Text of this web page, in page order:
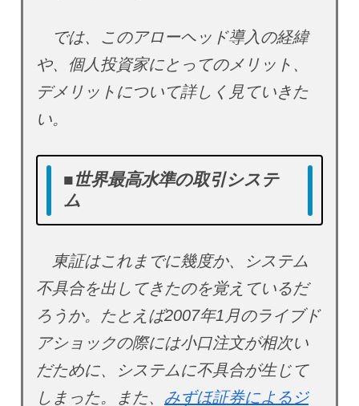
では、このアローヘッド導入の経緯
や、個人投資家にとってのメリット、
デメリットについて詳しく見ていきた
い。
■世界最高水準の取引システ
ム
東証はこれまでに幾度か、システム
不具合を出してきたのを覚えているだ
ろうか。たとえば2007年1月のライブド
アショックの際には小口注文が相次い
だために、システムに不具合が生じて
しまった。また、 みずほ証券によるジ